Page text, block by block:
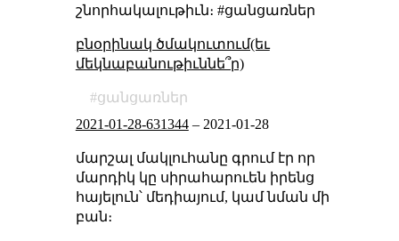
շնորհակալութիւն։ #ցանցառներ
բնօրինակ ծմակուտում(եւ
մեկնաբանութիւննե՞ր)
ցանցառներ
2021-01-28-631344– 2021-01-28
մարշալ մակլուհանը գրում էր որ
մարդիկ կը սիրահարուեն իրենց
հայելուն՝ մեդիայում, կամ նման մի
բան։